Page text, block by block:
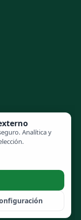
Analítica y